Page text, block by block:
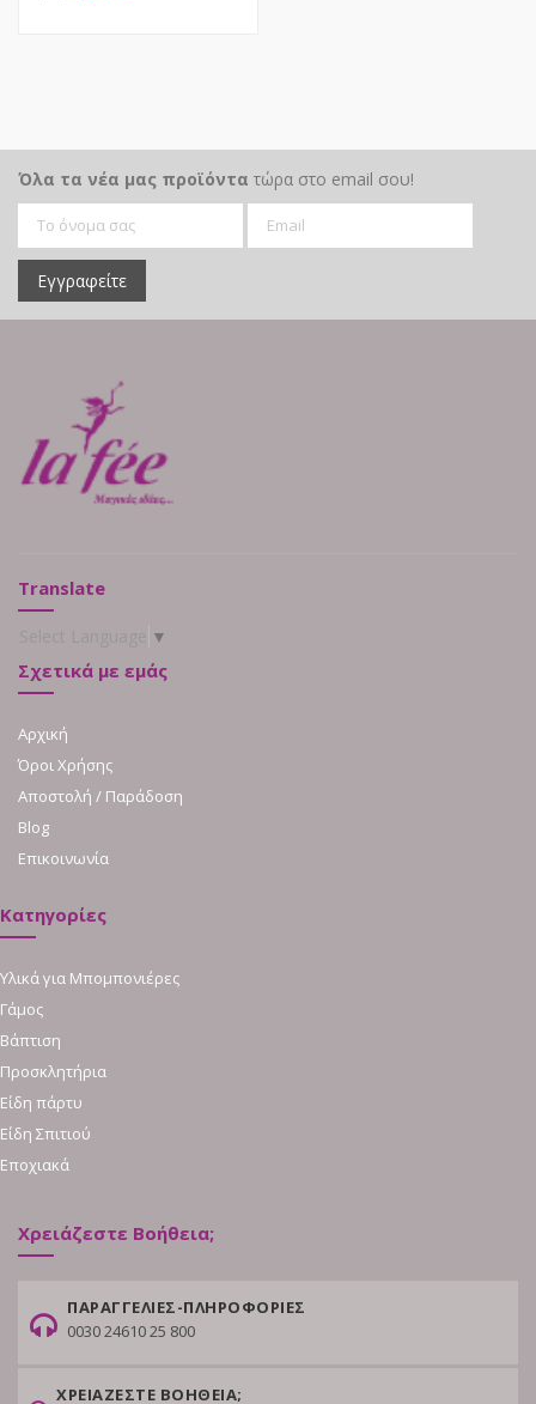
Όλα τα νέα μας προϊόντα τώρα στο email σου!
Εγγραφείτε
Translate
▼
Σχετικά με εμάς
Αρχική
Όροι Χρήσης
Αποστολή / Παράδοση
Blog
Επικοινωνία
Κατηγορίες
Υλικά για Μπομπονιέρες
Γάμος
Βάπτιση
Προσκλητήρια
Είδη πάρτυ
Είδη Σπιτιού
Εποχιακά
Χρειάζεστε Βοήθεια;
ΠΑΡΑΓΓΕΛΙΕΣ-ΠΛΗΡΟΦΟΡΙΕΣ
0030 24610 25 800
ΧΡΕΙΑΖΕΣΤΕ ΒΟΗΘΕΙΑ;